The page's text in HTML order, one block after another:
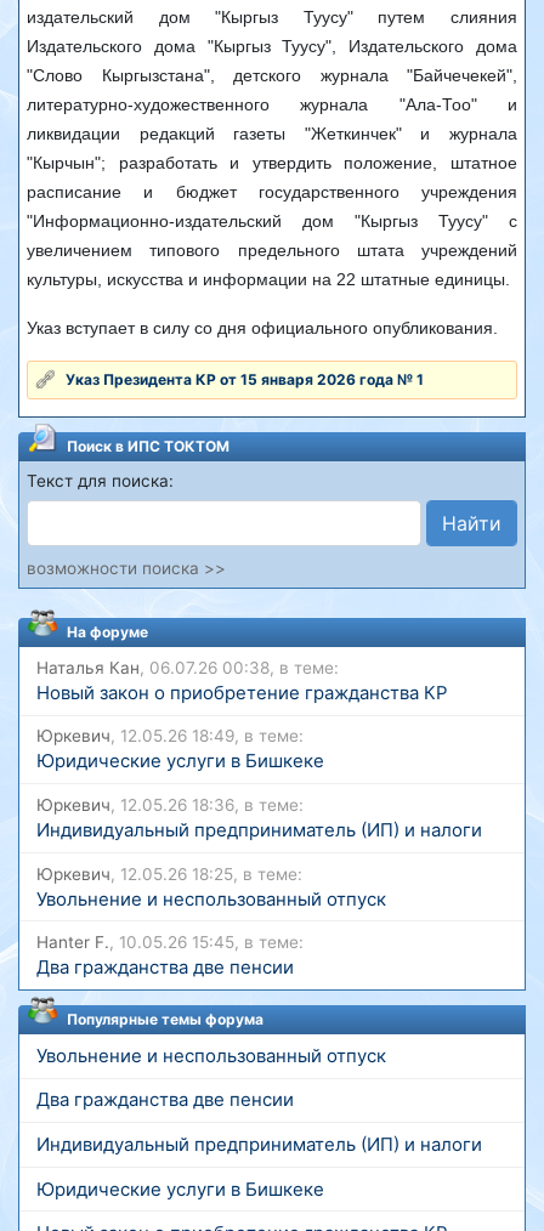
издательский дом "Кыргыз Туусу" путем слияния
Издательского дома "Кыргыз Туусу", Издательского дома
"Слово Кыргызстана", детского журнала "Байчечекей",
литературно-художественного журнала "Ала-Тоо" и
ликвидации редакций газеты "Жеткинчек" и журнала
"Кырчын"; разработать и утвердить положение, штатное
расписание и бюджет государственного учреждения
"Информационно-издательский дом "Кыргыз Туусу" с
увеличением типового предельного штата учреждений
культуры, искусства и информации на 22 штатные единицы.
Указ вступает в силу со дня официального опубликования.
Указ Президента КР от 15 января 2026 года № 1
Поиск в ИПС ТОКТОМ
Текст для поиска:
Найти
возможности поиска >>
На форуме
Наталья Кан, 06.07.26 00:38, в теме:
Новый закон о приобретение гражданства КР
Юркевич, 12.05.26 18:49, в теме:
Юридические услуги в Бишкеке
Юркевич, 12.05.26 18:36, в теме:
Индивидуальный предприниматель (ИП) и налоги
Юркевич, 12.05.26 18:25, в теме:
Увольнение и неспользованный отпуск
Hanter F., 10.05.26 15:45, в теме:
Два гражданства две пенсии
Популярные темы форума
Увольнение и неспользованный отпуск
Два гражданства две пенсии
Индивидуальный предприниматель (ИП) и налоги
Юридические услуги в Бишкеке